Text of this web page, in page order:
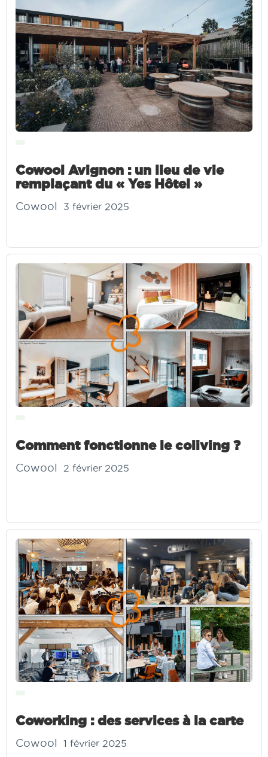
Cowool Avignon : un lieu de vie
remplaçant du « Yes Hôtel »
Cowool 3 février 2025
Comment fonctionne le coliving ?
Cowool 2 février 2025
Coworking : des services à la carte
Cowool 1 février 2025